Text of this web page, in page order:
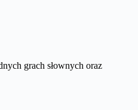
grach słownych oraz